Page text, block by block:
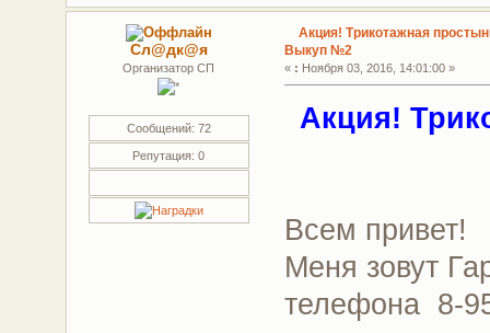
Сл@дк@я
Организатор СП
Сообщений: 72
Репутация: 0
Акция! Трикотажная
Выкуп №2
« : Ноября 03, 2016, 14:01:00 »
Акция!
Всем привет!
Меня зовут
телефона 8-